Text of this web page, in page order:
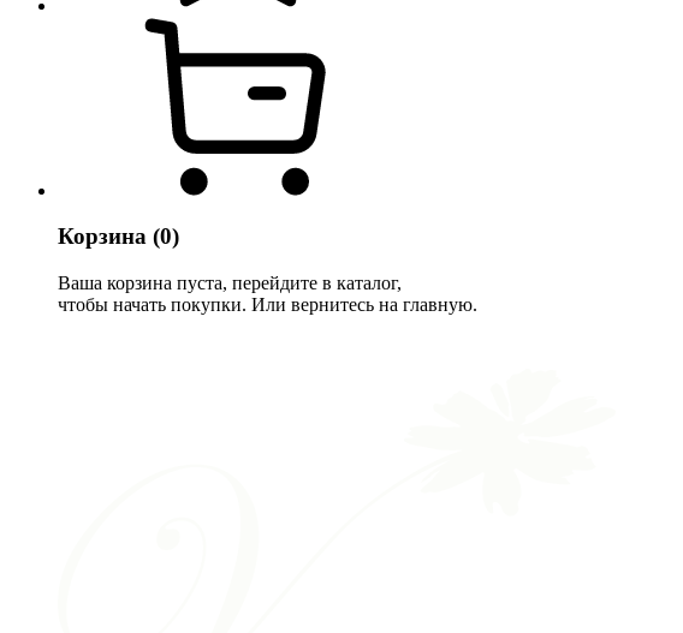
Корзина (0)
Ваша корзина пуста, перейдите в каталог,
чтобы начать покупки. Или вернитесь на главную.